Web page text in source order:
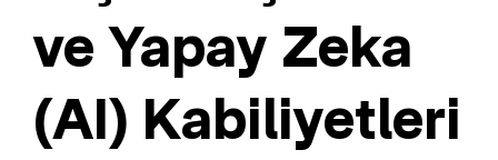
ve Yapay Zeka
(AI) Kabiliyetleri